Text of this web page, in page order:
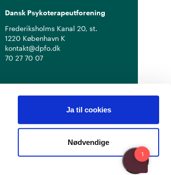
Ja til cookies
Nødvendige
Dansk Psykoterapeutforening
Frederiksholms Kanal 20, st.
1220 København K
kontakt@dpfo.dk
70 27 70 07
Cookiepolitik